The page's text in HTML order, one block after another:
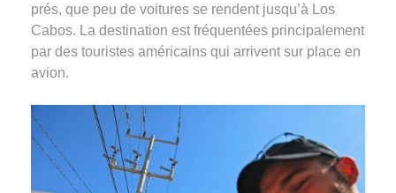
prés, que peu de voitures se rendent jusqu’à Los
Cabos. La destination est fréquentées principalement
par des touristes américains qui arrivent sur place en
avion.